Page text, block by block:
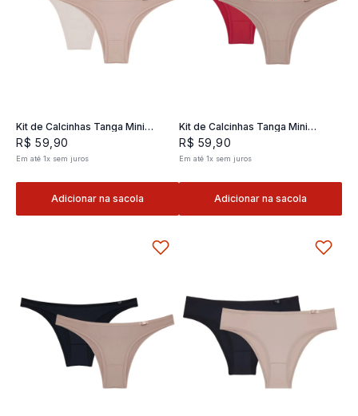
Kit de Calcinhas Tanga Mini
Classic 02- 2 und
R$ 59 90
Em até1x sem juros
Adicionar na sacola
Kit de Calcinhas Tanga Mini
Classic 02- 2 und
R$ 59 ,90
Em até 1x sem juros
Adicionar na sacola